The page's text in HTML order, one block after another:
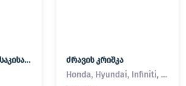
მორგვი (სტუპიცა) საკისარი Land Rover / Range Rover ძრავის კრიშკა
Honda, Hyundai, Infiniti, Kia, Lexus, Mazda, Mitsubishi, Nissan, Subaru, Suzuki, Toyota